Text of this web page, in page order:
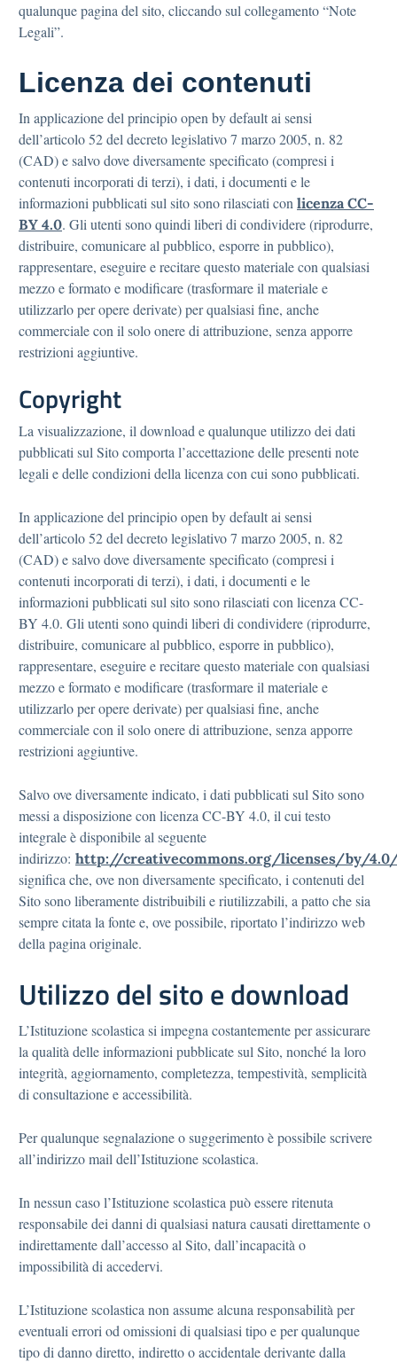
qualunque pagina del sito, cliccando sul collegamento “Note
Legali”.
Licenza dei contenuti
In applicazione del principio open by default ai sensi
dell’articolo 52 del decreto legislativo 7 marzo 2005, n. 82
(CAD) e salvo dove diversamente specificato (compresi i
contenuti incorporati di terzi), i dati, i documenti e le
informazioni pubblicati sul sito sono rilasciati con licenza CC-
BY 4.0. Gli utenti sono quindi liberi di condividere (riprodurre,
distribuire, comunicare al pubblico, esporre in pubblico),
rappresentare, eseguire e recitare questo materiale con qualsiasi
mezzo e formato e modificare (trasformare il materiale e
utilizzarlo per opere derivate) per qualsiasi fine, anche
commerciale con il solo onere di attribuzione, senza apporre
restrizioni aggiuntive.
Copyright
La visualizzazione, il download e qualunque utilizzo dei dati
pubblicati sul Sito comporta l’accettazione delle presenti note
legali e delle condizioni della licenza con cui sono pubblicati.
In applicazione del principio open by default ai sensi
dell’articolo 52 del decreto legislativo 7 marzo 2005, n. 82
(CAD) e salvo dove diversamente specificato (compresi i
contenuti incorporati di terzi), i dati, i documenti e le
informazioni pubblicati sul sito sono rilasciati con licenza CC-
BY 4.0. Gli utenti sono quindi liberi di condividere (riprodurre,
distribuire, comunicare al pubblico, esporre in pubblico),
rappresentare, eseguire e recitare questo materiale con qualsiasi
mezzo e formato e modificare (trasformare il materiale e
utilizzarlo per opere derivate) per qualsiasi fine, anche
commerciale con il solo onere di attribuzione, senza apporre
restrizioni aggiuntive.
Salvo ove diversamente indicato, i dati pubblicati sul Sito sono
messi a disposizione con licenza CC-BY 4.0, il cui testo
integrale è disponibile al seguente
indirizzo: http://creativecommons.org/licenses/by/
significa che, ove non diversamente specificato, i contenuti del
Sito sono liberamente distribuibili e riutilizzabili, a patto che sia
sempre citata la fonte e, ove possibile, riportato l’indirizzo web
della pagina originale.
Utilizzo del sito e download
L’Istituzione scolastica si impegna costantemente per assicurare
la qualità delle informazioni pubblicate sul Sito, nonché la loro
integrità, aggiornamento, completezza, tempestività, semplicità
di consultazione e accessibilità.
Per qualunque segnalazione o suggerimento è possibile scrivere
all’indirizzo mail dell’Istituzione scolastica.
In nessun caso l’Istituzione scolastica può essere ritenuta
responsabile dei danni di qualsiasi natura causati direttamente o
indirettamente dall’accesso al Sito, dall’incapacità o
impossibilità di accedervi.
L’Istituzione scolastica non assume alcuna responsabilità per
eventuali errori od omissioni di qualsiasi tipo e per qualunque
tipo di danno diretto, indiretto o accidentale derivante dalla